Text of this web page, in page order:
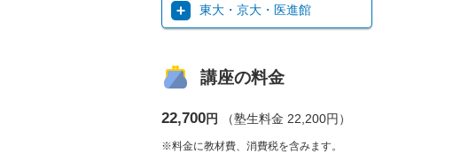
東大・京大・医進館
講座の料金
22,700円 （塾生料金 22,200円）
※料金に教材費、消費税を含みます。